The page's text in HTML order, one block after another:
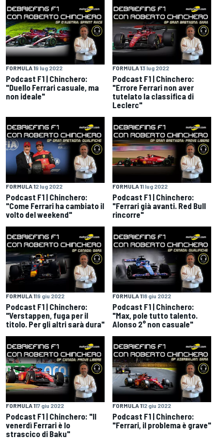
FORMULA 19 lug 2022
Podcast F1 | Chinchero:
"Duello Ferrari casuale, ma
non ideale"
FORMULA 13 lug 2022
Podcast F1 | Chinchero:
"Errore Ferrari non aver
tutelato la classifica di
Leclerc"
FORMULA 12 lug 2022
Podcast F1 | Chinchero:
"Come Ferrari ha cambiato il
volto del weekend"
FORMULA 11 lug 2022
Podcast F1 | Chinchero:
"Ferrari già avanti. Red Bull
rincorre"
FORMULA 119 giu 2022
Podcast F1 | Chinchero:
"Verstappen, fuga per il
titolo. Per gli altri sarà dura"
FORMULA 118 giu 2022
Podcast F1 | Chinchero:
"Max, pole tutto talento.
Alonso 2° non casuale"
FORMULA 117 giu 2022
Podcast F1 | Chinchero: "Il
venerdì Ferrari è lo
strascico di Baku"
FORMULA 112 giu 2022
Podcast F1 | Chinchero:
"Ferrari, il problema è grave"